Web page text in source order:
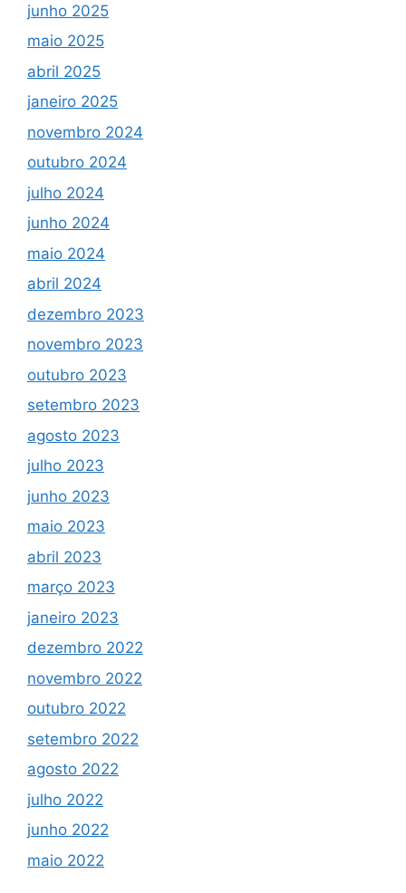
junho 2025
maio 2025
abril 2025
janeiro 2025
novembro 2024
outubro 2024
julho 2024
junho 2024
maio 2024
abril 2024
dezembro 2023
novembro 2023
outubro 2023
setembro 2023
agosto 2023
julho 2023
junho 2023
maio 2023
abril 2023
março 2023
janeiro 2023
dezembro 2022
novembro 2022
outubro 2022
setembro 2022
agosto 2022
julho 2022
junho 2022
maio 2022